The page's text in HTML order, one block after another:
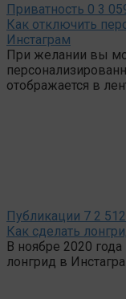
Приватность 0 3
Как отключить
Инстаграм
При желании вы
отображается в
Публикации 7 2 512
Как сделать
В ноябре 2020
лонгрид в